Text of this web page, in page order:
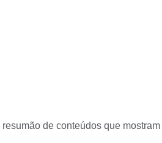
de conteúdos que mostram